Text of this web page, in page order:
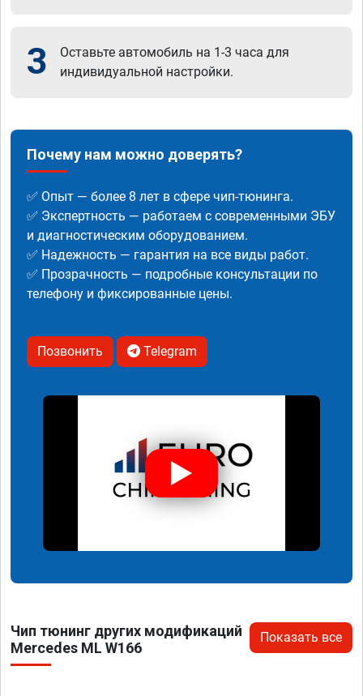
3
Оставьте автомобиль на 1-3 часа для
индивидуальной настройки.
Почему нам можно доверять?
✅ Опыт — более 8 лет в сфере чип-тюнинга.
✅ Экспертность — работаем с современными ЭБУ
и диагностическим оборудованием.
✅ Надежность — гарантия на все виды работ.
✅ Прозрачность — подробные консультации по
телефону и фиксированные цены.
Позвонить Telegram
Чип тюнинг других модификаций
Mercedes ML W166
Показать все